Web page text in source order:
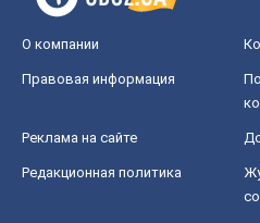
О компании
Правовая информация
Реклама на сайте
Редакционная политика